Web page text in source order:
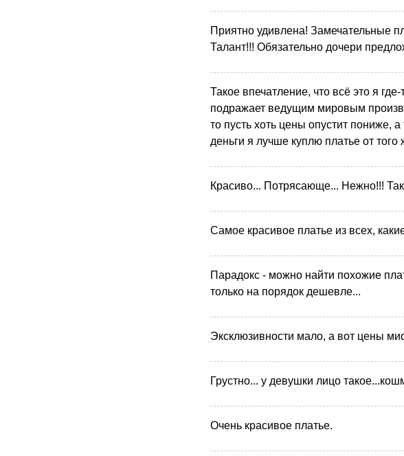
Приятно удивлена! Замечательные
Талант!!! Обязательно дочери
Такое впечатление, что всё это я
подражает ведущим мировым
то пусть хоть цены опустит пониже, а
деньги я лучше куплю платье от
Красиво... Потрясающе... Нежно!!!
Самое красивое платье из всех,
Парадокс - можно найти похожие
только на порядок дешевле...
Эксклюзивности мало, а вот цены
Грустно... у девушки лицо
Очень красивое платье.